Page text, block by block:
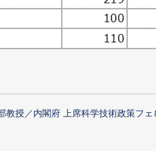
教授／内閣府 上席科学技術政策フェ